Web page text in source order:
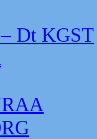
Dt KGST